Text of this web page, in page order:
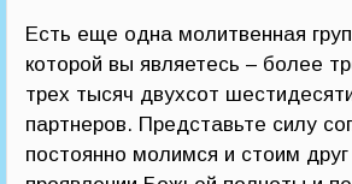
Есть еще одна молитвенная
которой вы являетесь – более
трех тысяч двухсот
партнеров. Представьте силу
постоянно молимся и стоим